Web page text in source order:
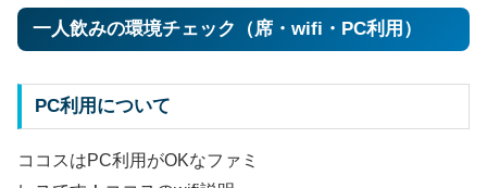
一人飲みの環境チェック（席・wifi・PC利用）
PC利用について
ココスはPC利用がOKなファミ